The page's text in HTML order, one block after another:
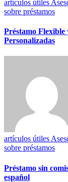
artículos útiles
sobre préstamos
Préstamo Flexible
Personalizadas
artículos útiles
sobre préstamos
Préstamo sin
español